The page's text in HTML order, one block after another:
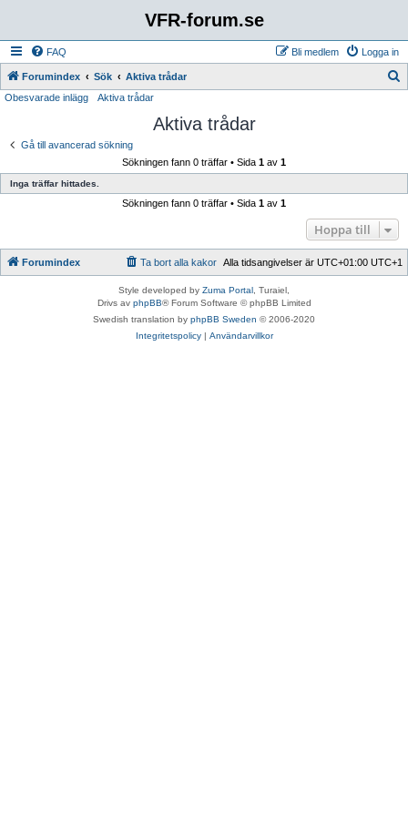
VFR-forum.se
FAQ Logga in
Bli medlem
Forumindex Sök Aktiva trådar
Obesvarade inlägg Aktiva trådar
Aktiva trådar
Gå till avancerad sökning
Sökningen fann 0 träffar • Sida 1 av 1
Inga träffar hittades.
Sökningen fann 0 träffar • Sida 1 av 1
Hoppa till
Forumindex Alla tidsangivelser är UTC+01:00 UTC+1
Ta bort alla kakor
Style developed by Zuma Portal , Turaiel,
Drivs av phpBB® Forum Software © phpBB Limited
Swedish translation by phpBB Sweden © 2006-2020
Integritetspolicy| Användarvillkor